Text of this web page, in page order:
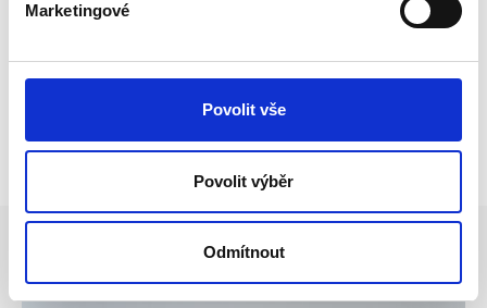
Marketingové
Povolit vše
Povolit výběr
Odmítnout
+420 731 392 151
Po - Pá: 8 - 17 hod